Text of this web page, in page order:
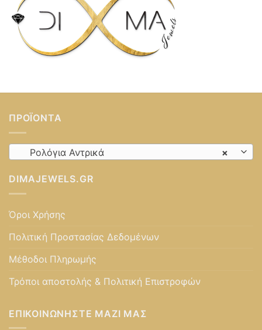
ΠΡΟΪΌΝΤΑ
×
Ρολόγια Αντρικά
DIMAJEWELS.GR
Όροι Χρήσης
Πολιτική Προστασίας Δεδομένων
Μέθοδοι Πληρωμής
Τρόποι αποστολής & Πολιτική Επιστροφών
ΕΠΙΚΟΙΝΩΝΉΣΤΕ ΜΑΖΊ ΜΑΣ